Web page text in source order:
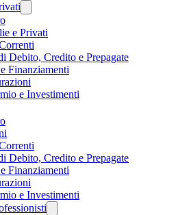
e Privati
Debito, Credito e Prepagate
Finanziamenti
e Investimenti
Debito, Credito e Prepagate
Finanziamenti
e Investimenti